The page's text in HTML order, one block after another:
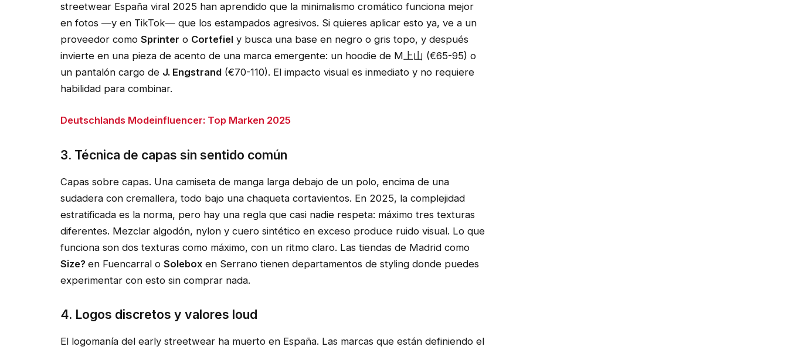
streetwear España viral 2025 han aprendido que la minimalismo cromático funciona mejor
en fotos —y en TikTok— que los estampados agresivos. Si quieres aplicar esto ya, ve a un
proveedor como Sprinter o Cortefiel y busca una base en negro o gris topo, y después
invierte en una pieza de acento de una marca emergente: un hoodie de M上山 (€65-95) o
un pantalón cargo de J. Engstrand (€70-110). El impacto visual es inmediato y no requiere
habilidad para combinar.
Deutschlands Modeinfluencer: Top Marken 2025
3. Técnica de capas sin sentido común
Capas sobre capas. Una camiseta de manga larga debajo de un polo, encima de una
sudadera con cremallera, todo bajo una chaqueta cortavientos. En 2025, la complejidad
estratificada es la norma, pero hay una regla que casi nadie respeta: máximo tres texturas
diferentes. Mezclar algodón, nylon y cuero sintético en exceso produce ruido visual. Lo que
funciona son dos texturas como máximo, con un ritmo claro. Las tiendas de Madrid como
Size? en Fuencarral o Solebox en Serrano tienen departamentos de styling donde puedes
experimentar con esto sin comprar nada.
4. Logos discretos y valores loud
El logomanía del early streetwear ha muerto en España. Las marcas que están definiendo el